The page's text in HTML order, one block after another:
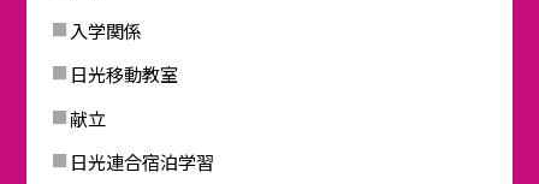
入学関係
日光移動教室
献立
日光連合宿泊学習